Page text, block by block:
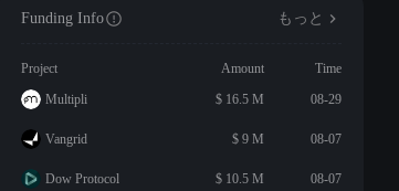
Funding Info もっと
Project Amount
Time
Multipli
$ 16.5 M 08-29
Vangrid $ 9 M 08-07
Dow Protocol $ 10.5 M 08-07